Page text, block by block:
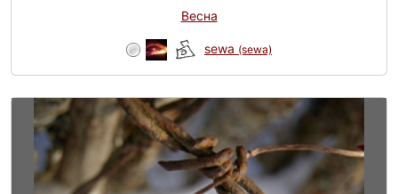
Весна
sewa (sewa)